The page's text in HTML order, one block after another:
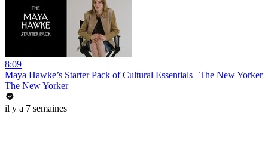
8:09
Maya Hawke’s Starter Pack of Cultural Essentials | The New Yorker
The New Yorker
il y a 7 semaines